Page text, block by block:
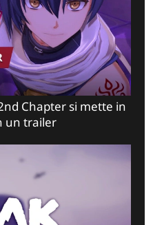
Chapter si mette in
un trailer